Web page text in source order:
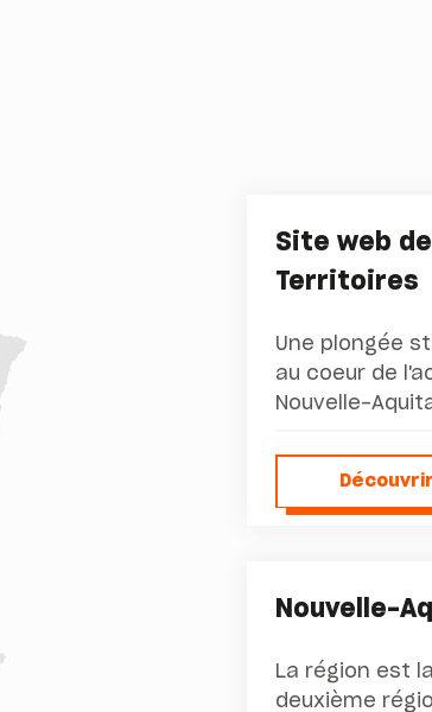
Site web
Territoires
Une plongée
au coeur de
Nouvelle-
Découvrir
Découvrir
Nouvelle-
La région est
deuxième